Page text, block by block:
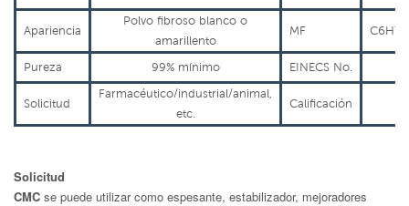
Apariencia
Polvo fibroso blanco o
amarillento
MF
Pureza 99% mínimo EINECS No.
Solicitud
Farmacéutico/industrial/animal,
etc.
Calificación
Solicitud
CMC se puede utilizar como espesante, estabilizador, mejoradores